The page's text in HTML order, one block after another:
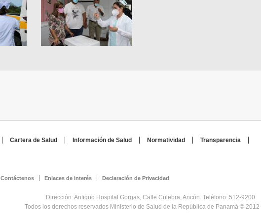
Cartera de Salud Información de Salud Normatividad
Transparencia
Contáctenos Enlaces de interés Declaración de Privacidad
Dirección: Antiguo Hospital Gorgas, Calle Culebra, Ancón. Teléfono: 512-9200
Todos los derechos reservados Ministerio de Salud de la República de Panamá © 2012-